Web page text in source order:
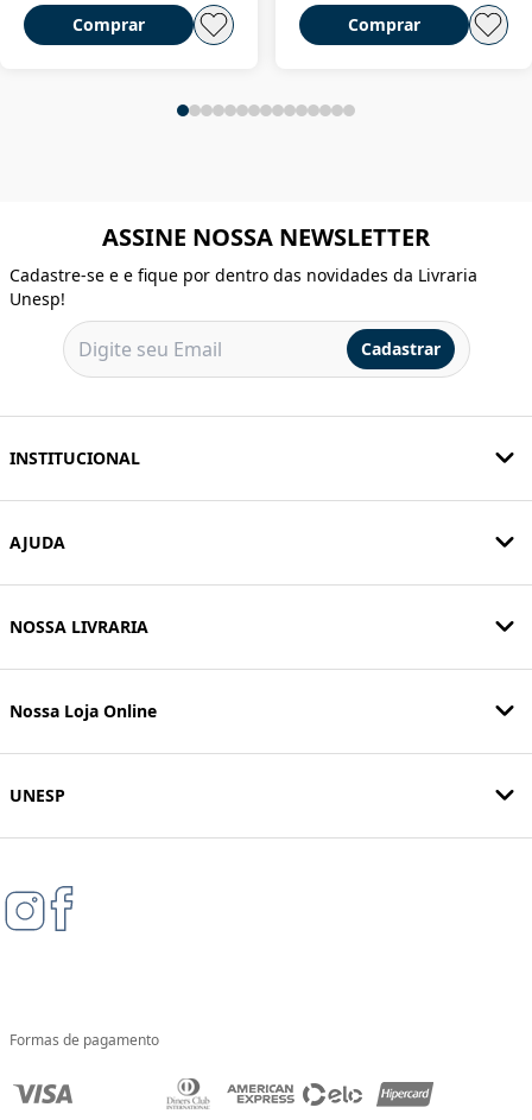
Comprar Comprar
ASSINE NOSSA NEWSLETTER
Cadastre-se e e fique por dentro das novidades da Livraria
Unesp!
Cadastrar
INSTITUCIONAL
AJUDA
NOSSA LIVRARIA
Nossa Loja Online
UNESP
Formas de pagamento